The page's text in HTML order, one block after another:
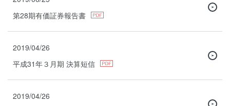
第28期有価証券報告書
2019/04/26
平成31年３月期 決算短信
2019/04/26